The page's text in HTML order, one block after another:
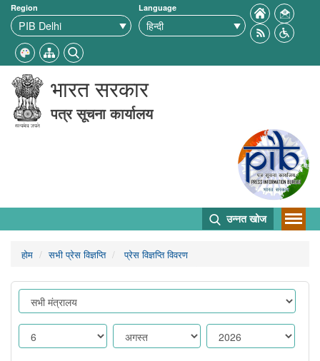
Region Language
भारत सरकार
पत्र सूचना कार्यालय
उन्नत खोज
होम सभी प्रेस विज्ञप्ति प्रेस विज्ञप्ति विवरण